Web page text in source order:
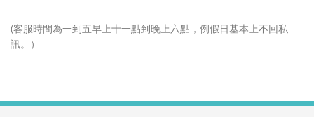
(客服時間為一到五早上十一點到晚上六點，例假日基本上不回私
訊。）